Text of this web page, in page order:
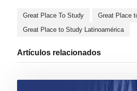
Great Place To Study
Great Place
Great Place to Study Latinoamérica
Artículos relacionados